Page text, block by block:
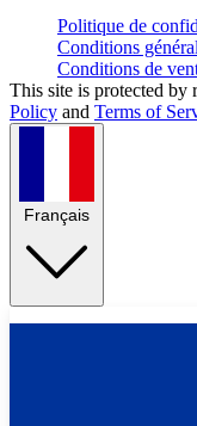
Politique de
Conditions
Conditions de
This site is protected
Policy and Terms of
Français